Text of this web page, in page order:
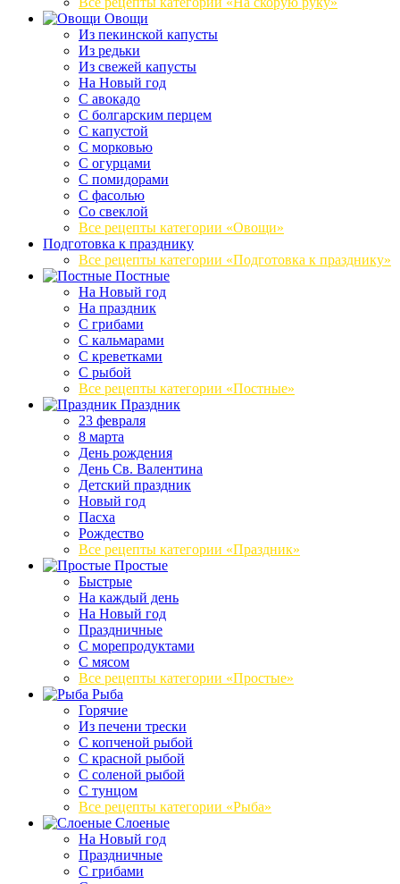
Овощи
Из пекинской капусты
Из редьки
Из свежей капусты
На Новый год
С авокадо
С болгарским перцем
С капустой
С морковью
С огурцами
С помидорами
С фасолью
Со свеклой
Все рецепты категории «Овощи»
Подготовка к празднику
Все рецепты категории «Подготовка к празднику»
Постные
На Новый год
На праздник
С грибами
С кальмарами
С креветками
С рыбой
Все рецепты категории «Постные»
Праздник
23 февраля
8 марта
День рождения
День Св. Валентина
Детский праздник
Новый год
Пасха
Рождество
Все рецепты категории «Праздник»
Простые
Быстрые
На каждый день
На Новый год
Праздничные
С морепродуктами
С мясом
Все рецепты категории «Простые»
Рыба
Горячие
Из печени трески
С копченой рыбой
С красной рыбой
С соленой рыбой
С тунцом
Все рецепты категории «Рыба»
Слоеные
На Новый год
Праздничные
С грибами